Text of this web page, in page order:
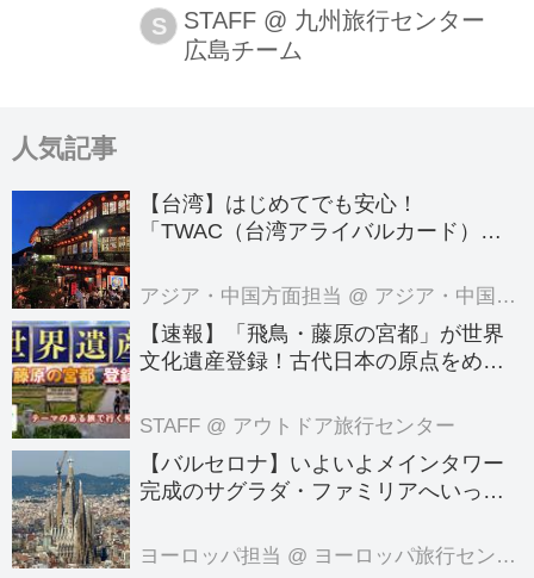
切運行する日帰りツアーをご紹介！！
呉線から見える海岸美を車窓からご覧
だけ、自分たちだけの自由な時間を愉
しむ旅を満喫しませんか？
S STAFF @ 九州旅行センター
広島チーム
人気記事
【台湾】はじめてでも安心！
「TWAC（台湾アライバルカード）」
アジア・中国方面担当 @ アジア・中国旅行センター
【速報】「飛鳥・藤原の宮都」が世界
文化遺産登録！古代日本の原点をめぐ
のテーマのある旅
STAFF @ アウトドア旅行センター
【バルセロナ】いよいよメインタワー
完成のサグラダ・ファミリアへいって
ヨーロッパ担当 @ ヨーロッパ旅行センター